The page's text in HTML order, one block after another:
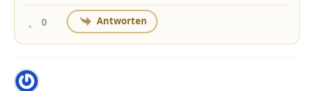
0 Antworten